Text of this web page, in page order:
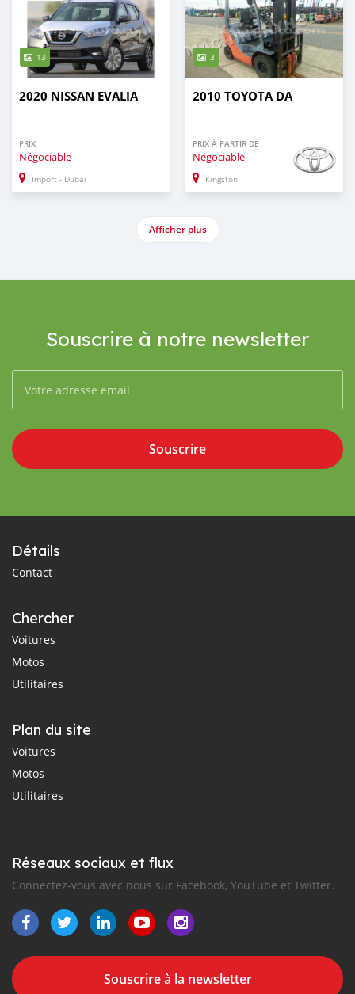
13
2020 NISSAN EVALIA
PRIX
Négociable
Import - Dubai
3
2010 TOYOTA DA
PRIX À PARTIR DE
Négociable
Kingston
Afficher plus
Souscrire à notre newsletter
Souscrire
Détails
Contact
Chercher
Voitures
Motos
Utilitaires
Plan du site
Voitures
Motos
Utilitaires
Réseaux sociaux et flux
Connectez-vous avec nous sur Facebook, YouTube et Twitter.
Souscrire à la newsletter